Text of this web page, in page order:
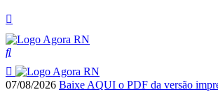
07/08/2026 Baixe AQUI o PDF da versão